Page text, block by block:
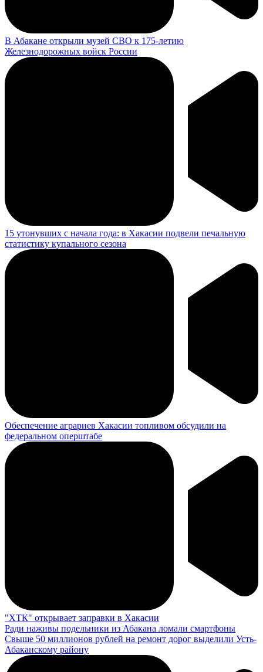
В Абакане открыли музей СВО к 175-летию
Железнодорожных войск России
15 утонувших с начала года: в Хакасии подвели печальную
статистику купального сезона
Обеспечение аграриев Хакасии топливом обсудили на
федеральном оперштабе
"ХТК" открывает заправки в Хакасии
Ради наживы подельники из Абакана ломали смартфоны
Свыше 50 миллионов рублей на ремонт дорог выделили Усть-
Абаканскому району